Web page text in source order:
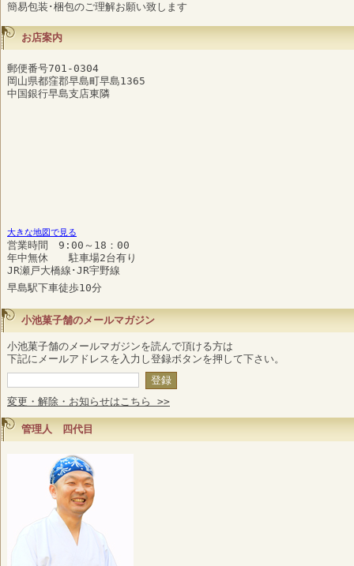
簡易包装･梱包のご理解お願い致します
お店案内
郵便番号701-0304
岡山県都窪郡早島町早島1365
中国銀行早島支店東隣
大きな地図で見る
営業時間 9:00～18：00
年中無休 駐車場2台有り
JR瀬戸大橋線･JR宇野線
早島駅下車徒歩10分
小池菓子舗のメールマガジン
小池菓子舗のメールマガジンを読んで頂ける方は
下記にメールアドレスを入力し登録ボタンを押して下さい。
変更・解除・お知らせはこちら >>
管理人 四代目